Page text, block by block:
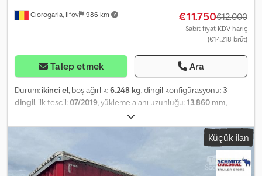
Ciorogarla, Ilfov 986 km €11.750€12.000
Sabit fiyat KDV hariç
(€14.218 brüt)
Talep etmek Ara
Durum: ikinci el, boş ağırlık:6.248 kg, dingil konfigürasyonu: 3
dingil, ilk tescil:07/2019, yükleme alanı uzunluğu:13.860 mm,
2.550 mm, yükleme alanı yüksekliği:
mm, yükleme alanı hacmi:97 m³, lastik boyutu:385/65 R22,5, renk:
, Boş ağırlık: 6.248 kg, DIN EN 12642 (kod XL)
sertifikası, Yükleme alanı (U G Y): 13.860 mm x 2.550 mm x 2.750 mm.
Lastik boyutu: 385/65 R22.5, Yükleme hacmi: 97 m³, 1. dingil: , 2.
Küçük ilan